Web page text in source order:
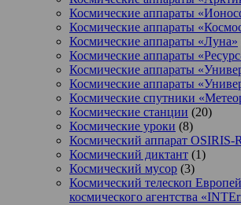
Космические аппараты
Космические аппараты
Космические аппараты «Луна»
Космические аппараты
Космические аппараты
Космические аппараты
Космические спутники
Космические станции (20)
Космические уроки (8)
Космический аппарат OSIRIS-
Космический диктант (1)
Космический мусор (3)
Космический телескоп
космического агентства